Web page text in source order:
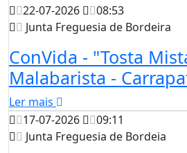
22-07-2026
08:53
Junta Freguesia de Bordeira
ConVida - "Tosta
Malabarista -
Ler mais
17-07-2026
09:11
Junta Freguesia de Bordeia